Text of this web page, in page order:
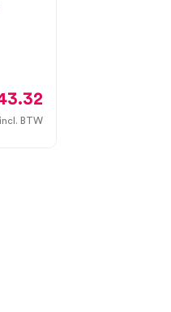
incl. BTW